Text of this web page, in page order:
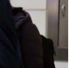
فرهنگ و زندگی
حقوق شهروندی
اقتصادی
علم و فناوری
مستندها
انتخابات ریاست
حمله جمهوری
رمز مهسا
دنبال کنید